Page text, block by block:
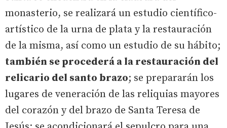
monasterio, se realizará un estudio científico-
artístico de la urna de plata y la restauración
de la misma, así como un estudio de su hábito;
también se procederá a la restauración del
relicario del santo brazo; se prepararán los
lugares de veneración de las reliquias mayores
del corazón y del brazo de Santa Teresa de